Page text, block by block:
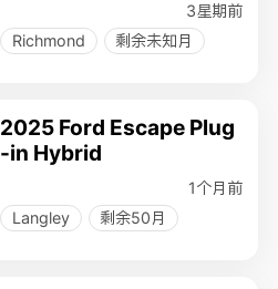
3星期前
Richmond
剩余未知月
2025 Ford Escape Plug
-in Hybrid
1个月前
Langley
剩余50月